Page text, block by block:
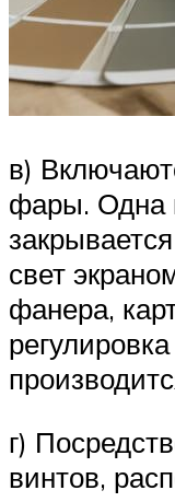
в)
фары. Одна
свет
фанера,
г)
винтов,